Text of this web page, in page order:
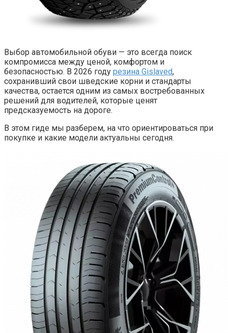
Выбор автомобильной обуви — это всегда поиск
компромисса между ценой, комфортом и
безопасностью. В 2026 году резина Gislaved,
сохранивший свои шведские корни и стандарты
качества, остается одним из самых востребованных
решений для водителей, которые ценят
предсказуемость на дороге.
В этом гиде мы разберем, на что ориентироваться при
покупке и какие модели актуальны сегодня.